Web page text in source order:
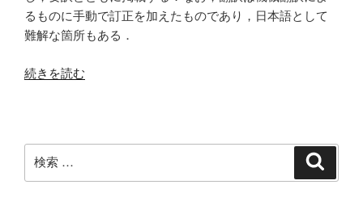
タ
ー
無
為
究”
の
の
入
歴
高
齢
コ
るものに手動で訂正を加えたものであり，日本語として
難解な箇所もある．
“世
機
関
続きを読む
索: